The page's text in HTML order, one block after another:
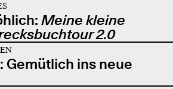
Meine kleine
2.0
Gemütlich ins neue